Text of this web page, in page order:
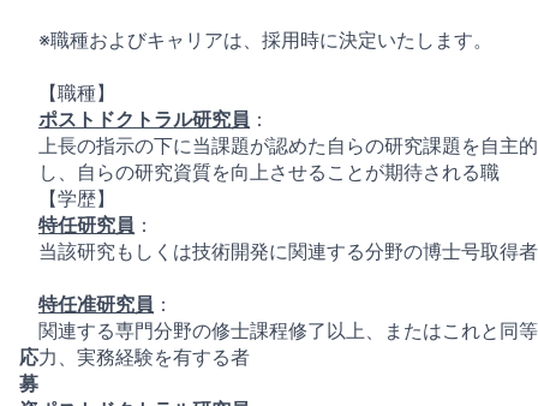
※職種およびキャリアは、採用時に決定いたします。
【職種】
ポストドクトラル研究員 ：
上長の指示の下に当課題が認めた自らの研究課題を自主
し、自らの研究資質を向上させることが期待される職
応
募
【学歴】
特任研究員 ：
当該研究もしくは技術開発に関連する分野の博士号取得者
特任准研究員 ：
関連する専⾨分野の修⼠課程修了以上、またはこれと同
力、実務経験を有する者